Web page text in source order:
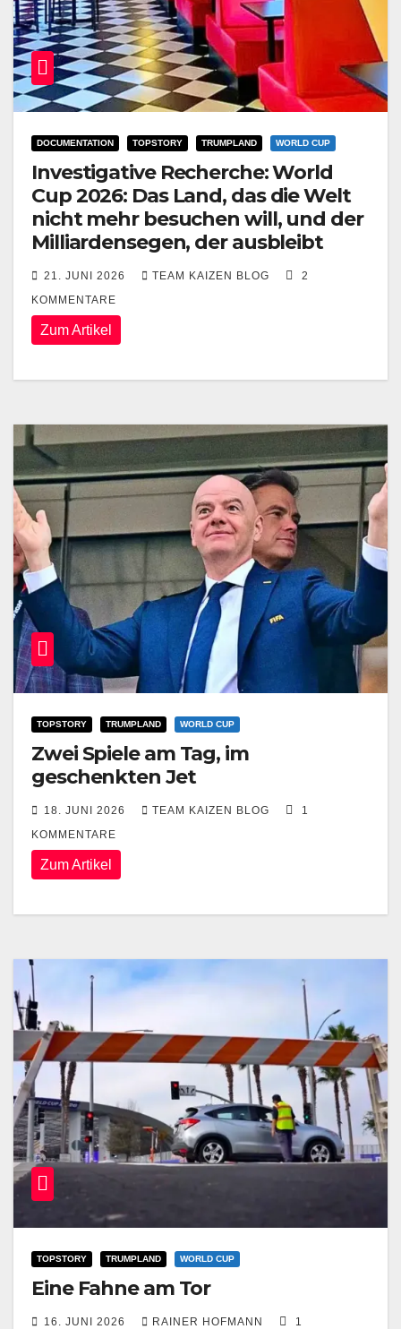
DOCUMENTATION TOPSTORY TRUMPLAND WORLD CUP
Investigative Recherche: World
Cup 2026: Das Land, das die Welt
nicht mehr besuchen will, und der
Milliardensegen, der ausbleibt
21. JUNI 2026 TEAM KAIZEN BLOG
2
KOMMENTARE
Zum Artikel
TOPSTORY TRUMPLAND WORLD CUP
Zwei Spiele am Tag, im
geschenkten Jet
18. JUNI 2026 TEAM KAIZEN BLOG
1
KOMMENTARE
Zum Artikel
TOPSTORY TRUMPLAND WORLD CUP
Eine Fahne am Tor
16. JUNI 2026 RAINER HOFMANN
1